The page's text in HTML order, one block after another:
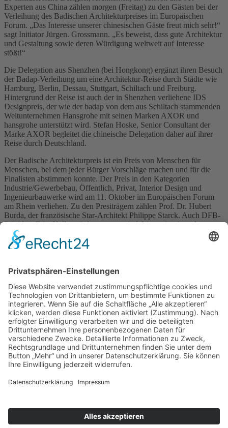
Experten aus China zählen morgen (Freitag) zu den Gästen bei der
Verleihung des Badischen Architekturpreises im Europäischen
Forum. „Das Interesse unserer chinesischen Gäste freut mich sehr!“
sagt Initiator Jürgen. Grossmann. „Es beweist, dass gute Architektur
und Gestaltung sowie deren Würdigung weltweit auf Interesse
stößt!“
Die Delegation aus Shenzhen (bei Hongkong) ergänzt ihren Besuch
der Badap-Verleihung um eine Architektur-Reise durch Städte wie
Hamburg, Berlin, Dessau, Stuttgart, Schiltach und Freiburg.
Hintergrund der Reise ist auch der in Shenzhen verliehene IDS
Designpreis, der wie der badap von dem aus Schiltach stammenden
Weltunternehmen Hansgrohe mit seinen Marken AXOR und
hansgrohe unterstützt wird. Stefan Hoske, Senior Consultant der
Marke AXOR begleitet die chineische Delegation daher auf ihrer
Reise durch Deutschland.
Der Badische Architekturpreis ist ein Preis von Menschen für
Menschen, bei dem jeder Bürger Vorschläge machen und für die
Finalisten abstimmen konnte. Der Preis in den Kategorien
Industrie/Gewerbebau, Öffentlich, Privat, Interior Design und
Ingenieurbauwerke wird am 11. Oktober im Europäischen Forum
am Rhein verliehen. Zu den Presiträgern zählen Prof. Dr. Hubert
Burda, der französische Star-Architekt Philippe Starck. Auch DFB-
Präsident Fritz Keller wird erwartet, sein Weingut ist eines der
nominierten Projekte und hat Chancen auf einen der fünf Preise.
Navigation
RESIDENTIAL ARCHITECTURE
CORPORATE ARCHITECTURE
PUBLIC + SOCIAL ARCHITECTURE
TICKETVERKAUF
STÄDTEBAU
INTERIOR DESIGN
BAUEN IM BESTAND
LANDSCAPE ARCHITECTURE
ÖKOLOGISCHES BAUEN
BAUEN DER ZUKUNFT!
YOUNG TALENT AWARD
Am Altenheimer Yachthafen 1, 77743 Neuried